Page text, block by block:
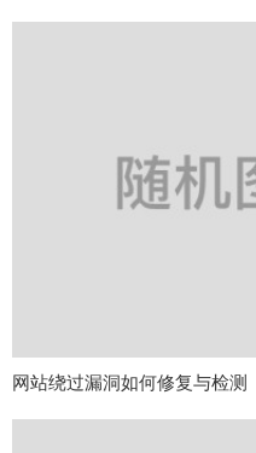
网站绕过漏洞如何修复与检测